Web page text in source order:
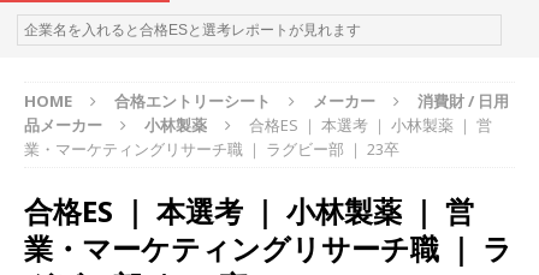
攻略セミナー ｜ 予約フォーム
お勧めイベン
[ 2026年6月13日 ] ≪ 27卒 ≫アスキヤリ個人相
談｜予約フォーム
お勧めイベント
る優良企業一覧（26社）
体育会積極採用企業
[ 2026年5月16日 ]
【 2028卒 】 今すぐ受けられ
HOME 合格エントリーシート メーカー
消費財 / 日用
品メーカー
小林製薬
合格ES ｜ 本選考 ｜ 小林製薬 ｜ 営
業・マーケティングリサーチ職 ｜ ラグビー部 ｜ 23卒
合格ES ｜ 本選考 ｜ 小林製薬 ｜ 営
業・マーケティングリサーチ職 ｜ ラ